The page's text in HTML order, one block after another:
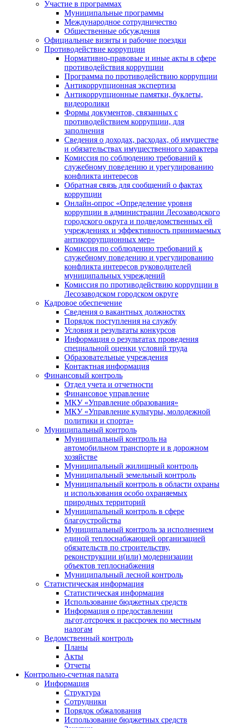
Участие в программах
Муниципальные программы
Международное сотрудничество
Общественные обсуждения
Официальные визиты и рабочие поездки
Противодействие коррупции
Нормативно-правовые и иные акты в сфере
противодействия коррупции
Программа по противодействию коррупции
Антикоррупционная экспертиза
Антикоррупционные памятки, буклеты,
видеоролики
Формы документов, связанных с
противодействием коррупции, для
заполнения
Сведения о доходах, расходах, об имуществе
и обязательствах имущественного характера
Комиссия по соблюдению требований к
служебному поведению и урегулированию
конфликта интересов
Обратная связь для сообщений о фактах
коррупции
Онлайн-опрос «Определение уровня
коррупции в администрации Лесозаводского
городского округа и подведомственных ей
учреждениях и эффективность принимаемых
антикоррупционных мер»
Комиссия по соблюдению требований к
служебному поведению и урегулированию
конфликта интересов руководителей
муниципальных учреждений
Комиссия по противодействию коррупции в
Лесозаводском городском округе
Кадровое обеспечение
Сведения о вакантных должностях
Порядок поступления на службу
Условия и результаты конкурсов
Информация о результатах проведения
специальной оценки условий труда
Образовательные учреждения
Контактная информация
Финансовый контроль
Отдел учета и отчетности
Финансовое управление
МКУ «Управление образования»
МКУ «Управление культуры, молодежной
политики и спорта»
Муниципальный контроль
Муниципальный контроль на
автомобильном транспорте и в дорожном
хозяйстве
Муниципальный жилищный контроль
Муниципальный земельный контроль
Муниципальный контроль в области охраны
и использования особо охраняемых
природных территорий
Муниципальный контроль в сфере
благоустройства
Муниципальный контроль за исполнением
единой теплоснабжающей организацией
обязательств по строительству,
реконструкции и(или) модернизации
объектов теплоснабжения
Муниципальный лесной контроль
Статистическая информация
Статистическая информация
Использование бюджетных средств
Информация о предоставлении
льгот,отсрочек и рассрочек по местным
налогам
Ведомственный контроль
Планы
Акты
Отчеты
Контрольно-счетная палата
Информация
Структура
Сотрудники
Порядок обжалования
Использование бюджетных средств